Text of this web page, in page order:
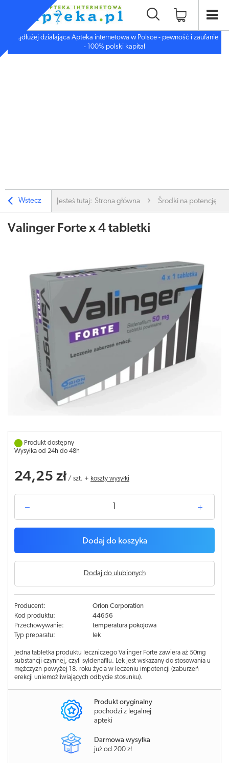
Najdłużej działająca Apteka internetowa w Polsce - pewność i zaufanie
- 100% polski kapitał
Wstecz Jesteś tutaj: Strona główna Środki na potencję i
Valinger Forte x 4 tabletki
Produkt dostępny
Wysyłka od 24h do 48h
24,25 zł / szt. + koszty wysyłki
Dodaj do koszyka
Dodaj do ulubionych
Producent:
Orion Corporation
Kod produktu:
44656
Przechowywanie:
temperatura pokojowa
Typ preparatu:
lek
Jedna tabletka produktu leczniczego Valinger Forte zawiera aż 50mg
substancji czynnej, czyli syldenafilu. Lek jest wskazany do stosowania u
mężczyzn powyżej 18. roku życia w leczeniu impotencji (zaburzeń
erekcji uniemożliwiających odbycie stosunku).
Produkt oryginalny
pochodzi z legalnej
apteki
Darmowa wysyłka
już od 200 zł